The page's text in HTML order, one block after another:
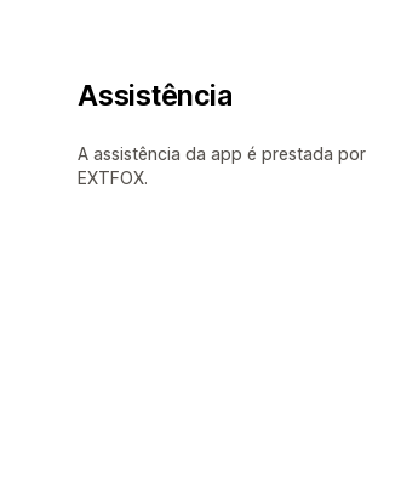
Assistência
A assistência da app é prestada por
EXTFOX.